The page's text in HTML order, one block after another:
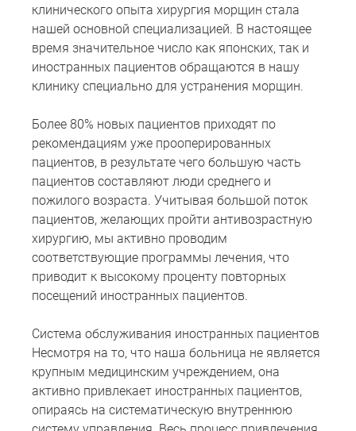
клинического опыта хирургия морщин стала
нашей основной специализацией. В настоящее
время значительное число как японских, так и
иностранных пациентов обращаются в нашу
клинику специально для устранения морщин.
Более 80% новых пациентов приходят по
рекомендациям уже прооперированных
пациентов, в результате чего большую часть
пациентов составляют люди среднего и
пожилого возраста. Учитывая большой поток
пациентов, желающих пройти антивозрастную
хирургию, мы активно проводим
соответствующие программы лечения, что
приводит к высокому проценту повторных
посещений иностранных пациентов.
Система обслуживания иностранных пациентов
Несмотря на то, что наша больница не является
крупным медицинским учреждением, она
активно привлекает иностранных пациентов,
опираясь на систематическую внутреннюю